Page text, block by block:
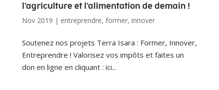
l’agriculture et l’alimentation de demain !
Nov 2019 | entreprendre, former, innover
Soutenez nos projets Terra Isara : Former, Innover,
Entreprendre ! Valorisez vos impôts et faites un
don en ligne en cliquant : ici...